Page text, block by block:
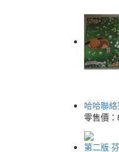
哈哈聯
零售價：
第二版